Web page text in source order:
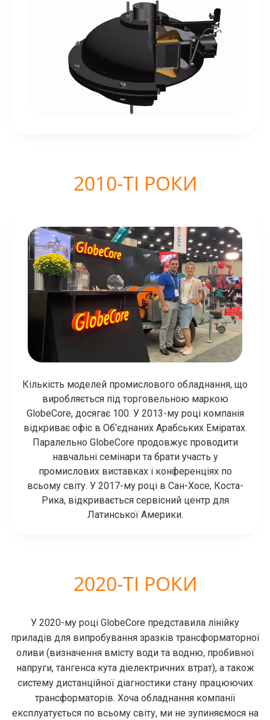
2010-ТІ РОКИ
Кількість моделей промислового обладнання, що
виробляється під торговельною маркою
GlobeCore, досягає 100. У 2013-му році компанія
відкриває офіс в Об’єднаних Арабських Еміратах.
Паралельно GlobeCore продовжує проводити
навчальні семінари та брати участь у
промислових виставках і конференціях по
всьому світу. У 2017-му році в Сан-Хосе, Коста-
Рика, відкривається сервісний центр для
Латинської Америки.
2020-ТІ РОКИ
У 2020-му році GlobeCore представила лінійку
приладів для випробування зразків трансформаторної
оливи (визначення вмісту води та водню, пробивної
напруги, тангенса кута діелектричних втрат), а також
систему дистанційної діагностики стану працюючих
трансформаторів. Хоча обладнання компанії
експлуатується по всьому світу, ми не зупиняємося на